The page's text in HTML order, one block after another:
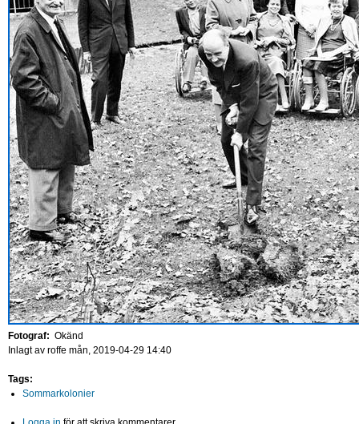
Fotograf: Okänd
Inlagt av roffe mån, 2019-04-29 14:40
Tags:
Sommarkolonier